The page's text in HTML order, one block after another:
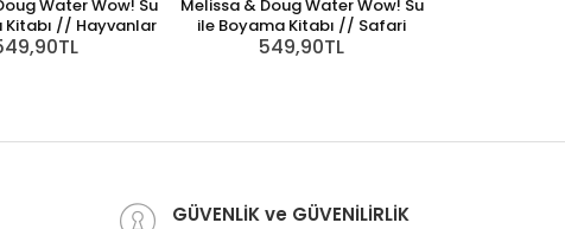
Water Wow! Su
Kitabı // Hayvanlar
Melissa & Doug Water Wow! Su
ile Boyama Kitabı // Safari
549,90TL
GÜVENLİK ve GÜVENİLİRLİK